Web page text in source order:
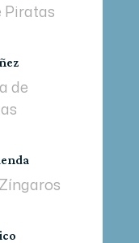
Piratas
de